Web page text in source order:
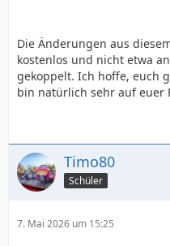
Die Änderungen aus
kostenlos und nicht etwa
gekoppelt. Ich hoffe, euch
bin natürlich sehr auf euer
Timo80
Schüler
7. Mai 2026 um 15:25